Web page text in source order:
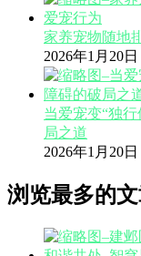
家养宠物随地
2026年1月20日
当爱宠变“独
局之道
2026年1月20日
浏览最多的